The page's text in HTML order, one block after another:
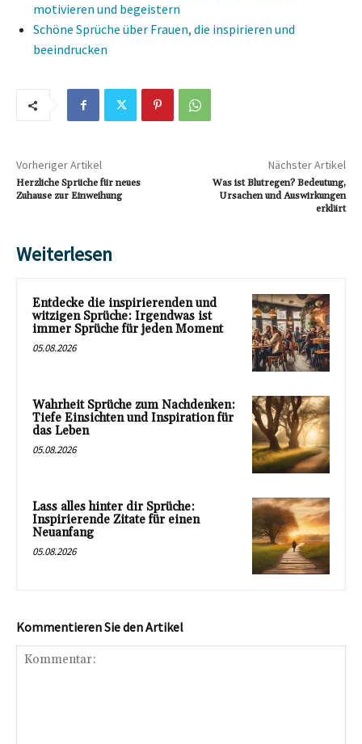
motivieren und begeistern
Schöne Sprüche über Frauen, die inspirieren und
beeindrucken
Vorheriger Artikel
Herzliche Sprüche für neues
Zuhause zur Einweihung
Nächster Artikel
Was ist Blutregen? Bedeutung,
Ursachen und Auswirkungen
erklärt
Weiterlesen
Entdecke die inspirierenden und
witzigen Sprüche: Irgendwas ist
immer Sprüche für jeden Moment
05.08.2026
Wahrheit Sprüche zum Nachdenken:
Tiefe Einsichten und Inspiration für
das Leben
05.08.2026
Lass alles hinter dir Sprüche:
Inspirierende Zitate für einen
Neuanfang
05.08.2026
Kommentieren Sie den Artikel